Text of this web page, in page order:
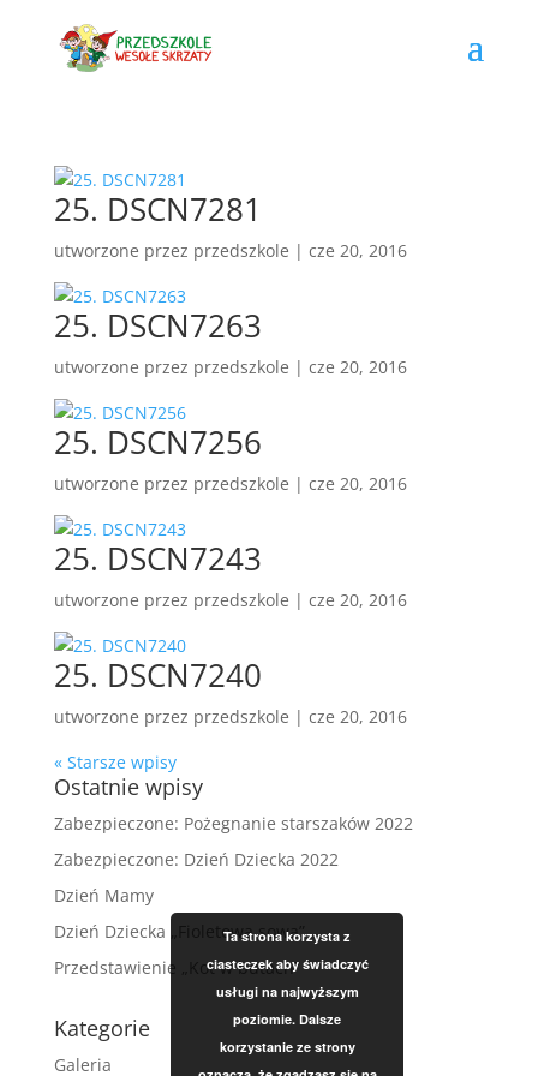
25. DSCN7281
utworzone przez przedszkole | cze 20, 2016
25. DSCN7263
utworzone przez przedszkole | cze 20, 2016
25. DSCN7256
utworzone przez przedszkole | cze 20, 2016
25. DSCN7243
utworzone przez przedszkole | cze 20, 2016
25. DSCN7240
utworzone przez przedszkole | cze 20, 2016
« Starsze wpisy
Ostatnie wpisy
Zabezpieczone: Pożegnanie starszaków 2022
Zabezpieczone: Dzień Dziecka 2022
Dzień Mamy
Dzień Dziecka „Fioletowa sowa”
Przedstawienie „Kot w butach”
Kategorie
Galeria
Ta strona korzysta z
ciasteczek aby świadczyć
usługi na najwyższym
poziomie. Dalsze
korzystanie ze strony